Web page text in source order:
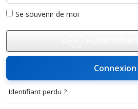
Se souvenir de moi
Connexion
Identifiant perdu ?